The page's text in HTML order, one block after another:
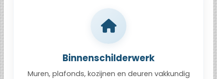
Binnenschilderwerk
Muren, plafonds, kozijnen en deuren vakkundig